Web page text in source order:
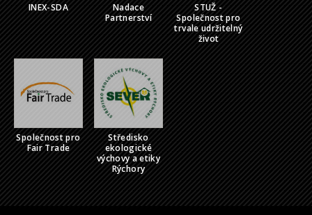
INEX-SDA
Nadace
Partnerství
STUŽ -
Společnost pro
trvale udržitelný
život
Společnost pro
Fair Trade
Středisko
ekologické
výchovy a etiky
Rýchory